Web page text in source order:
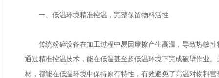
一、低温环境精准控温，完整保留物料活性
传统粉碎设备在加工过程中易因摩擦产生高温，导致热敏性
通过精准控温技术，能在低温甚至超低温环境下完成破壁作业
材，都能在低温环境中保持原有特性，有效避免了高温对物料